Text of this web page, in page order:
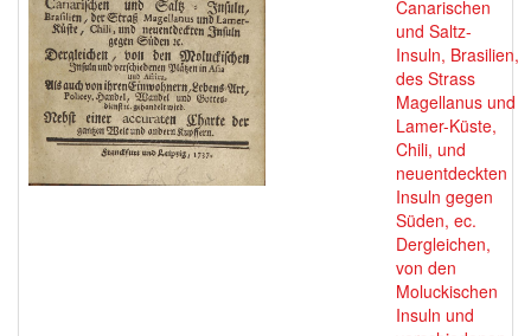
Canarischen
und Saltz-
Insuln, Brasilien,
des Strass
Magellanus und
Lamer-Küste,
Chili, und
neuentdeckten
Insuln gegen
Süden, ec.
Dergleichen,
von den
Moluckischen
Insuln und